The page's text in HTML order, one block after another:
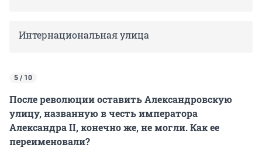
Интернациональная улица
5 / 10
После революции оставить Александровскую
улицу, названную в честь императора
Александра II, конечно же, не могли. Как ее
переименовали?